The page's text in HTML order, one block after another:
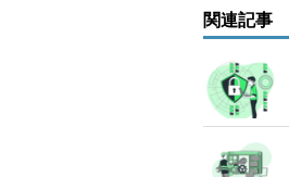
関連記事